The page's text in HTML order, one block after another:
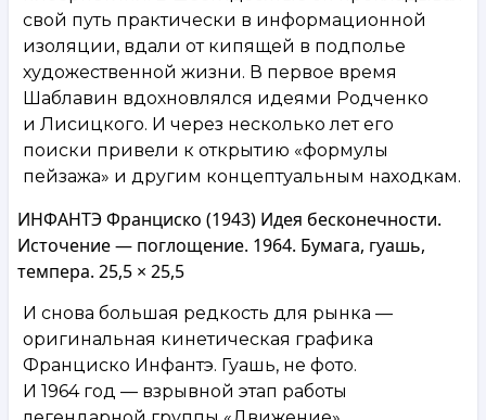
свой путь практически в информационной
изоляции, вдали от кипящей в подполье
художественной жизни. В первое время
Шаблавин вдохновлялся идеями Родченко
и Лисицкого. И через несколько лет его
поиски привели к открытию «формулы
пейзажа» и другим концептуальным находкам.
ИНФАНТЭ Франциско (1943) Идея бесконечности.
Источение — поглощение. 1964. Бумага, гуашь,
темпера. 25,5 × 25,5
И снова большая редкость для рынка —
оригинальная кинетическая графика
Франциско Инфантэ. Гуашь, не фото.
И 1964 год — взрывной этап работы